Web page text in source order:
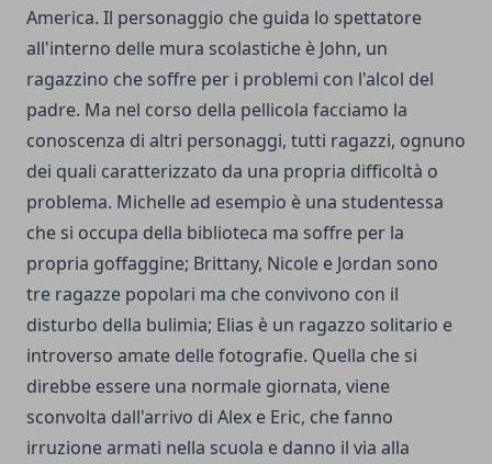
America. Il personaggio che guida lo spettatore
all'interno delle mura scolastiche è John, un
ragazzino che soffre per i problemi con l'alcol del
padre. Ma nel corso della pellicola facciamo la
conoscenza di altri personaggi, tutti ragazzi, ognuno
dei quali caratterizzato da una propria difficoltà o
problema. Michelle ad esempio è una studentessa
che si occupa della biblioteca ma soffre per la
propria goffaggine; Brittany, Nicole e Jordan sono
tre ragazze popolari ma che convivono con il
disturbo della bulimia; Elias è un ragazzo solitario e
introverso amate delle fotografie. Quella che si
direbbe essere una normale giornata, viene
sconvolta dall'arrivo di Alex e Eric, che fanno
irruzione armati nella scuola e danno il via alla